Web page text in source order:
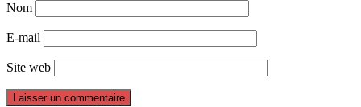
Nom
E-mail
Site web